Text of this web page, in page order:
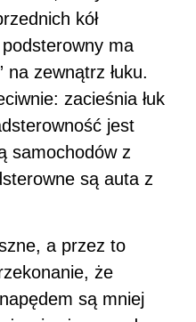
kół
ma
na zewnątrz łuku.
zacieśnia łuk
jest
samochodów z
są auta z
a przez to
że
są mniej